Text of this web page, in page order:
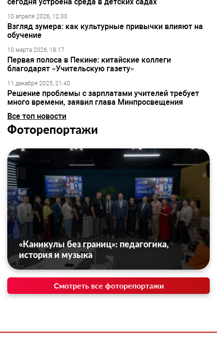
10 апреля 2026, 12:00
Взгляд зумера: как культурные привычки влияют на
обучение
10 марта 2026, 18:17
Первая полоса в Пекине: китайские коллеги
благодарят «Учительскую газету»
11 декабря 2025, 21:40
Решение проблемы с зарплатами учителей требует
много времени, заявил глава Минпросвещения
Все топ новости
Фоторепортажи
«Каникулы без границ»: педагогика,
история и музыка
Смотреть все фоторепортажи